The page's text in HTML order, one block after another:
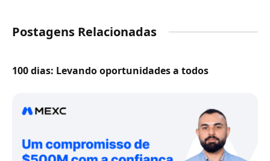
Postagens Relacionadas
100 dias: Levando oportunidades a todos